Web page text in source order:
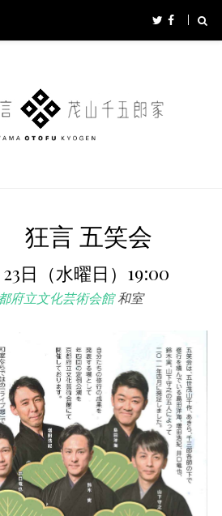
狂言 五笑会
日（水曜日）19:00
府立文化芸術会館和室